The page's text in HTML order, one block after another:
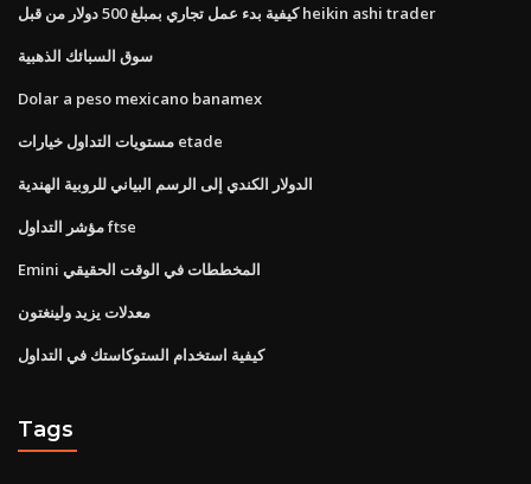
كيفية بدء عمل تجاري بمبلغ 500 دولار من قبل heikin ashi trader
سوق السبائك الذهبية
Dolar a peso mexicano banamex
مستويات التداول خيارات etade
الدولار الكندي إلى الرسم البياني للروبية الهندية
مؤشر التداول ftse
Emini المخططات في الوقت الحقيقي
معدلات يزيد ولينغتون
كيفية استخدام الستوكاستك في التداول
Tags